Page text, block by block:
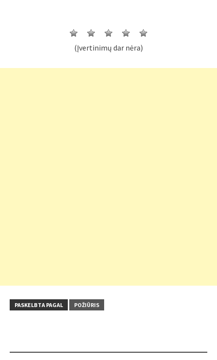
(Įvertinimų dar nėra)
PASKELBTA PAGAL POŽIŪRIS